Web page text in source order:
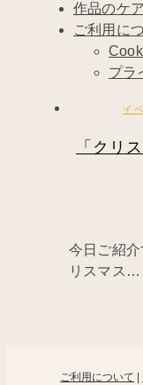
作品のケ
ご利用に
プラ
イ
「クリ
今日ご紹
リスマス…
ご利用について